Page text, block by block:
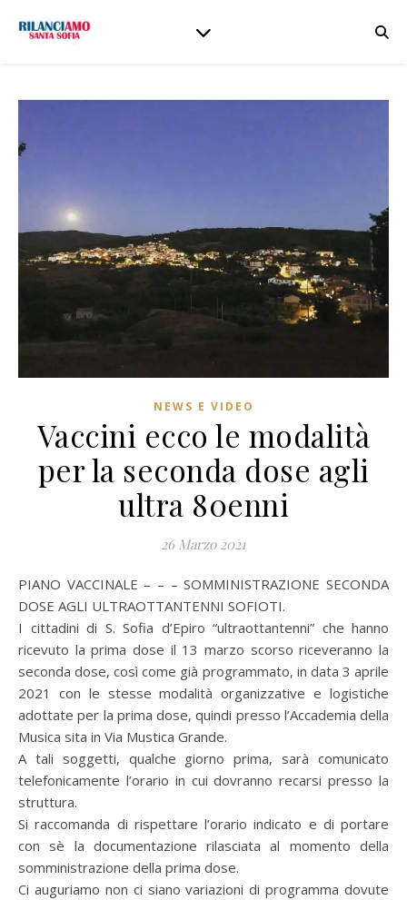
NEWS E VIDEO
Vaccini ecco le modalità
per la seconda dose agli
ultra 80enni
26 Marzo 2021
PIANO VACCINALE – – – SOMMINISTRAZIONE SECONDA
DOSE AGLI ULTRAOTTANTENNI SOFIOTI.
I cittadini di S. Sofia d’Epiro “ultraottantenni” che hanno
ricevuto la prima dose il 13 marzo scorso riceveranno la
seconda dose, così come già programmato, in data 3 aprile
2021 con le stesse modalità organizzative e logistiche
adottate per la prima dose, quindi presso l’Accademia della
Musica sita in Via Mustica Grande.
A tali soggetti, qualche giorno prima, sarà comunicato
telefonicamente l’orario in cui dovranno recarsi presso la
struttura.
Si raccomanda di rispettare l’orario indicato e di portare
con sè la documentazione rilasciata al momento della
somministrazione della prima dose.
Ci auguriamo non ci siano variazioni di programma dovute